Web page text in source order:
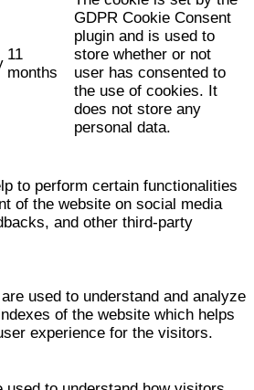
11
months
GDPR Cookie Consent
plugin and is used to
store whether or not
user has consented to
the use of cookies. It
does not store any
personal data.
to perform certain functionalities
of the website on social media
and other third-party
used to understand and analyze
of the website which helps
experience for the visitors.